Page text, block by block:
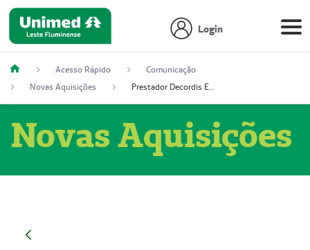
Login
Acesso Rápido
Comunicação
Novas Aquisições
Prestador Decordis Exames Cardiológicos LTDA (51004347-4)
Novas Aquisições